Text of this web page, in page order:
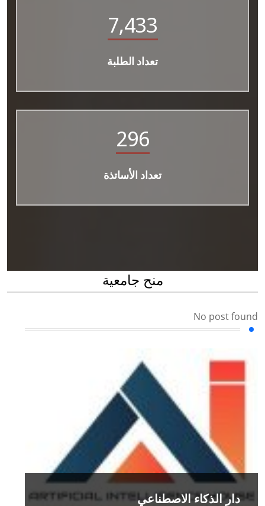
7,433
تعداد الطلبة
296
تعداد الأساتذة
منح جامعية
No post found
دار الذكاء الاصطناعي